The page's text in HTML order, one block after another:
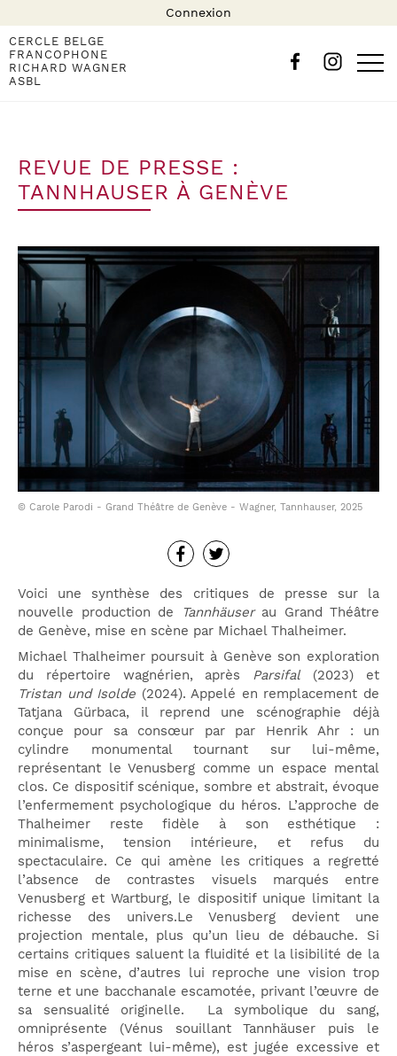
Connexion
CERCLE BELGE
FRANCOPHONE
RICHARD WAGNER
ASBL
REVUE DE PRESSE :
TANNHAUSER À GENÈVE
© Carole Parodi - Grand Théâtre de Genève - Wagner, Tannhauser, 2025
Voici une synthèse des critiques de presse sur la
nouvelle production de
Tannhäuserau Grand Théâtre
de Genève, mise en scène par Michael Thalheimer.
Michael Thalheimer poursuit à Genève son exploration
du répertoire wagnérien, après Parsifal(2023) et
Tristan und Isolde (2024). Appelé en remplacement de
Tatjana Gürbaca, il reprend une scénographie déjà
conçue pour sa consœur par par Henrik Ahr : un
cylindre monumental tournant sur lui-même,
représentant le Venusberg comme un espace mental
clos. Ce dispositif scénique, sombre et abstrait, évoque
l’enfermement psychologique du héros. L’approche de
Thalheimer reste fidèle à son esthétique :
minimalisme, tension intérieure, et refus du
spectaculaire. Ce qui amène les critiques a regretté
l’absence de contrastes visuels marqués entre
Venusberg et Wartburg, le dispositif unique limitant la
richesse des univers.Le Venusberg devient une
projection mentale, plus qu’un lieu de débauche. Si
certains critiques saluent la fluidité et la lisibilité de la
mise en scène, d’autres lui reproche une vision trop
terne et une bacchanale escamotée, privant l’œuvre de
sa sensualité originelle. La symbolique du sang,
omniprésente (Vénus souillant Tannhäuser puis le
héros s’aspergeant lui-même), est jugée excessive et